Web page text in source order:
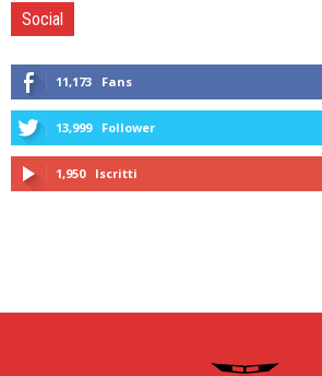
Social
11,173 Fans
13,999 Follower
1,950 Iscritti